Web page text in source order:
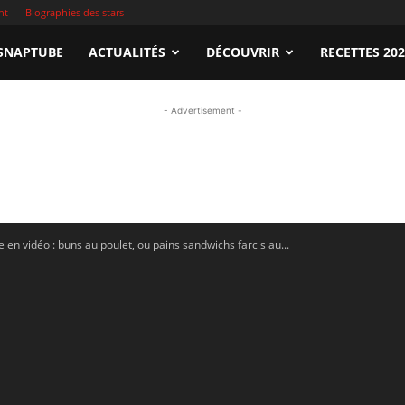
Biographies des stars
ACTUALITÉS DÉCOUVRIR RECETTES
- Advertisement -
en vidéo : buns au poulet, ou pains sandwichs farcis au...